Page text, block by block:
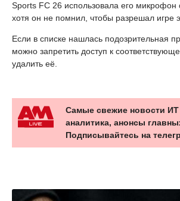
Sports FC 26 использовала его микрофон
хотя он не помнил, чтобы разрешал игре
Если в списке нашлась подозрительная
можно запретить доступ к
удалить её.
Самые свежие новости
аналитика, анонсы
Подписывайтесь на